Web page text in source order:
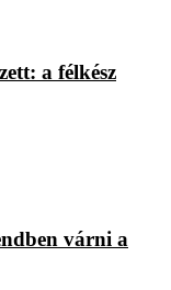
a félkész
várni a